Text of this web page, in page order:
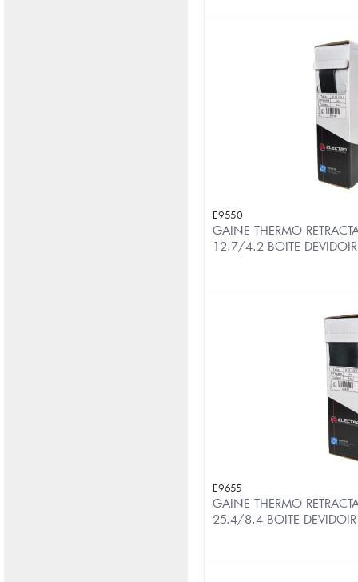
E9550
GAINE THERMO
12.7/4.2 BOITE
E9655
GAINE THERMO
25.4/8.4 BOITE